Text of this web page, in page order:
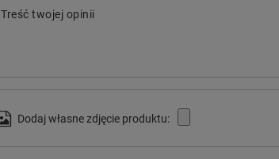
Treść twojej opinii
Dodaj własne zdjęcie produktu: